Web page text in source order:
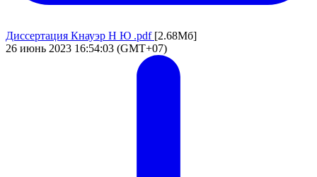
Диссертация Кнауэр Н Ю .pdf [2.68Мб]
26 июнь 2023 16:54:03 (GMT+07)